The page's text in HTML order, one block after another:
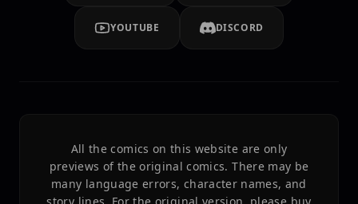
YOUTUBE DISCORD
All the comics on this website are only
previews of the original comics. There may be
many language errors, character names, and